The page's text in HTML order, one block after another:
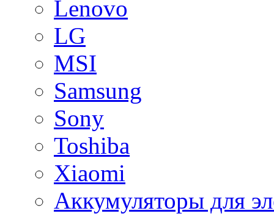
Lenovo
LG
MSI
Samsung
Sony
Toshiba
Xiaomi
Аккумуляторы для